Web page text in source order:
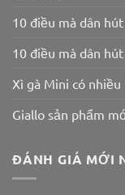
10 điều mà dân
10 điều mà dân
Xì gà Mini có
Giallo sản phẩm
ĐÁNH GIÁ MỚI